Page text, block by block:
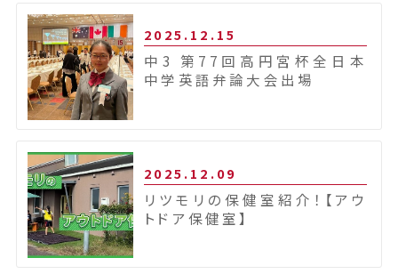
2025.12.15
中3 第77回高円宮杯全日本
中学英語弁論大会出場
2025.12.09
リツモリの保健室紹介！【アウ
トドア保健室】